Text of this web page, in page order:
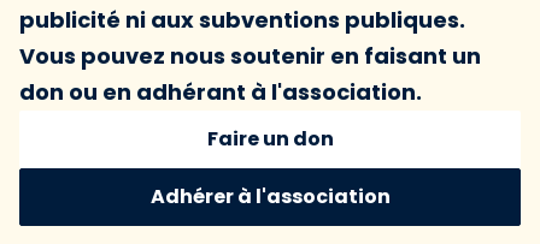
publicité ni aux subventions publiques.
Vous pouvez nous soutenir en faisant un
don ou en adhérant à l'association.
Faire un don
Adhérer à l'association